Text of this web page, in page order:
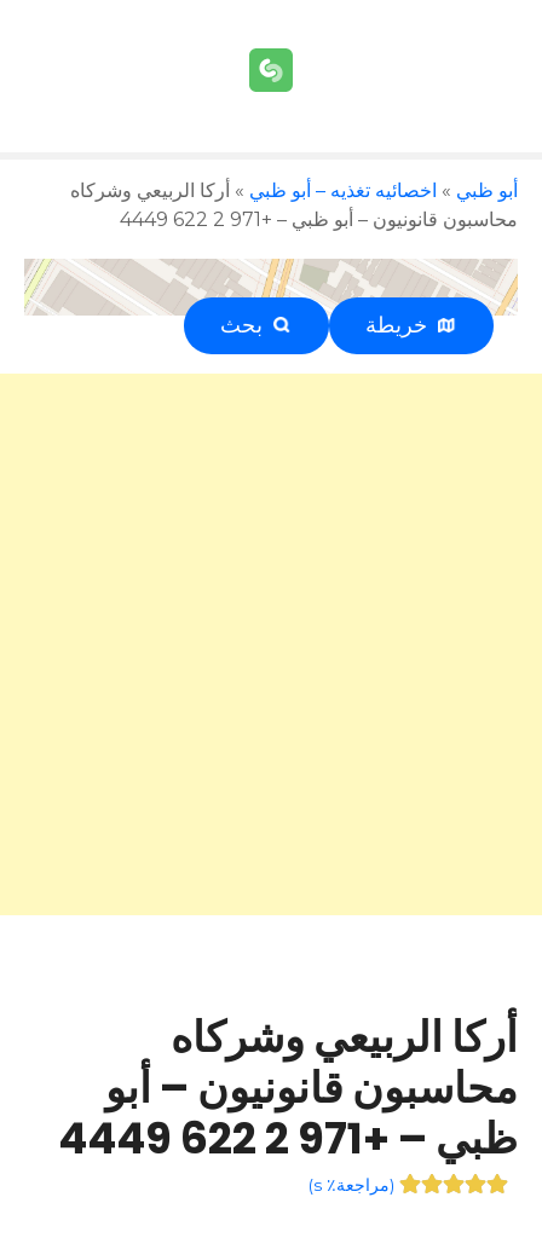
أبو ظبي » اخصائيه تغذيه – أبو ظبي » أركا الربيعي وشركاه
محاسبون قانونيون – أبو ظبي – +971 2 622 4449
خريطة بحثإعلان
أركا الربيعي وشركاه
محاسبون قانونيون – أبو
ظبي – +971 2 622 4449
(مراجعة٪ s )